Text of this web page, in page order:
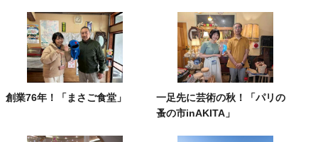
創業76年！「まさご食堂」
一足先に芸術の秋！「パリの
蚤の市inAKITA」